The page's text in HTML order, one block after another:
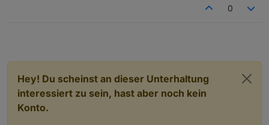
Livewert der Steckdose mit dem Balkonkraftwerk.
0
Hey! Du scheinst an dieser Unterhaltung
interessiert zu sein, hast aber noch kein
Konto.